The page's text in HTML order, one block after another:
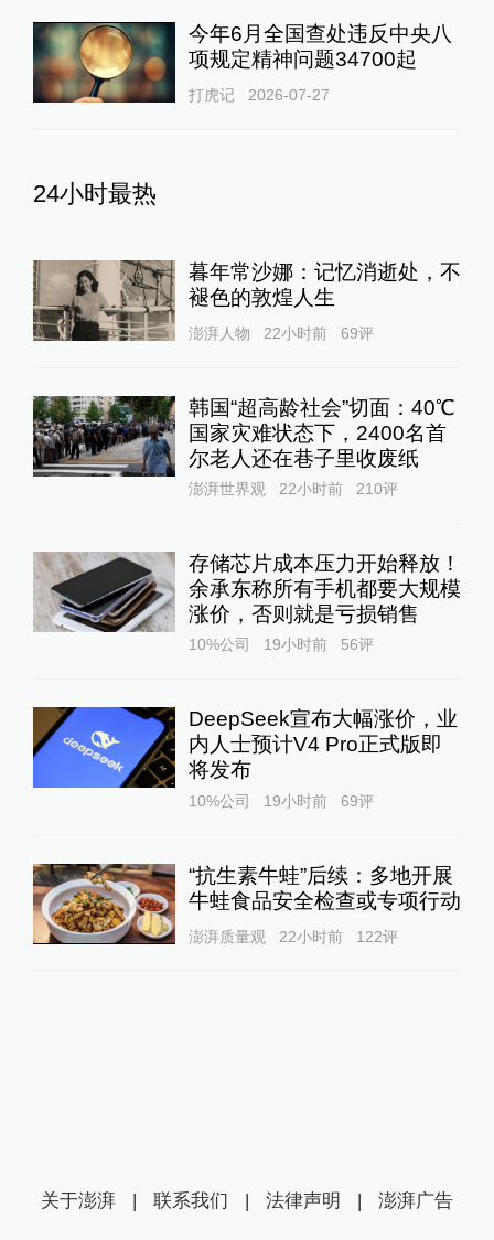
今年6月全国查处违反中央八
项规定精神问题34700起
打虎记 2026-07-27
24小时最热
暮年常沙娜：记忆消逝处，不
褪色的敦煌人生
澎湃人物 22小时前 69评
韩国“超高龄社会”切面：40℃
国家灾难状态下，2400名首
尔老人还在巷子里收废纸
澎湃世界观 22小时前 210评
存储芯片成本压力开始释放！
余承东称所有手机都要大规模
涨价，否则就是亏损销售
10%公司 19小时前 56评
DeepSeek宣布大幅涨价，业
内人士预计V4 Pro正式版即
将发布
10%公司 19小时前 69评
“抗生素牛蛙”后续：多地开展
牛蛙食品安全检查或专项行动
澎湃质量观 22小时前 122评
关于澎湃 | 联系我们 | 法律声明 | 澎湃广告